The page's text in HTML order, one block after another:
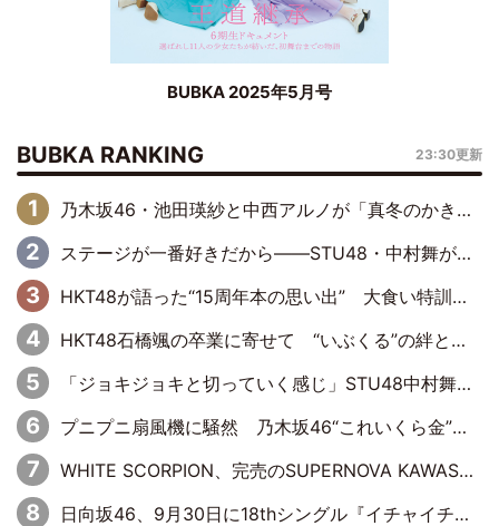
BUBKA 2025年5月号
BUBKA RANKING 23:30更新
乃木坂46・池田瑛紗と中西アルノが「真冬のかき氷」騒動で火花散らす！ 因縁の裏にあるのは、逆境をともに“凌”ぐ似た者同士の絆
ステージが一番好きだから――STU48・中村舞が描く“これからの私”
HKT48が語った“15周年本の思い出” 大食い特訓・守護霊企画・制服グラビア…盛りだくさんの裏話
HKT48石橋颯の卒業に寄せて “いぶくる”の絆と後輩・龍頭綺音の決意
「ジョキジョキと切っていく感じ」STU48中村舞、新しい挑戦は自らの手で
プニプニ扇風機に騒然 乃木坂46“これいくら金”延長中は今回もわちゃわちゃ全開
WHITE SCORPION、完売のSUPERNOVA KAWASAKIで沸いた“着席型LIVE” 『BASE Live #16』昼公演リポート
日向坂46、9月30日に18thシングル『イチャイチャ虫』の発売決定！ フォーメーションは『日向坂で会いましょう』にて発表